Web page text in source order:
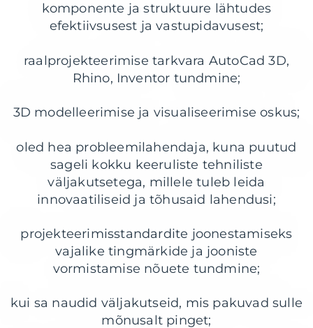
komponente ja struktuure lähtudes
efektiivsusest ja vastupidavusest;
raalprojekteerimise tarkvara AutoCad 3D,
Rhino, Inventor tundmine;
3D modelleerimise ja visualiseerimise oskus;
oled hea probleemilahendaja, kuna puutud
sageli kokku keeruliste tehniliste
väljakutsetega, millele tuleb leida
innovaatiliseid ja tõhusaid lahendusi;
projekteerimisstandardite joonestamiseks
vajalike tingmärkide ja jooniste
vormistamise nõuete tundmine;
kui sa naudid väljakutseid, mis pakuvad sulle
mõnusalt pinget;